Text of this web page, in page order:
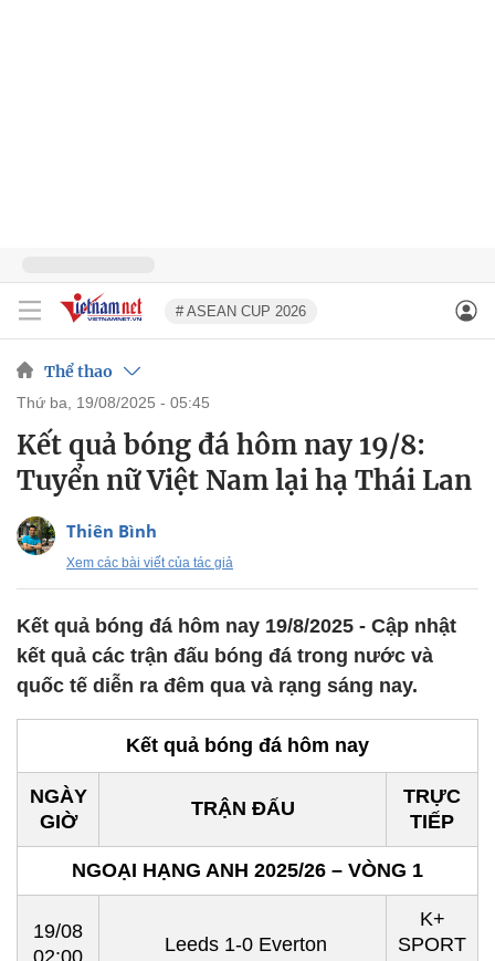
# ASEAN CUP 2026
Thể thao
thứ ba, 19/08/2025 - 05:45
Kết quả bóng đá hôm nay 19/8:
Tuyển nữ Việt Nam lại hạ Thái Lan
Thiên Bình
Xem các bài viết của tác giả
Kết quả bóng đá hôm nay 19/8/2025 - Cập nhật
kết quả các trận đấu bóng đá trong nước và
quốc tế diễn ra đêm qua và rạng sáng nay.
Kết quả bóng đá hôm nay
NGÀY
GIỜ
TRẬN ĐẤU
TRỰC
TIẾP
NGOẠI HẠNG ANH 2025/26 – VÒNG 1
19/08
02:00
Leeds 1-0 Everton
K+
SPORT